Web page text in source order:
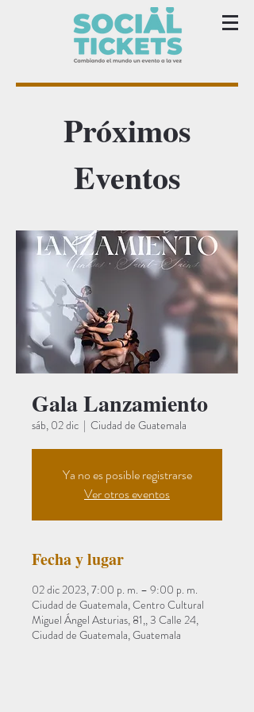
Gala Lanzamiento
sáb, 02 dic
  |
Ciudad de Guatemala
Ya no es posible registrarse
Ver otros eventos
Fecha y lugar
02 dic 2023, 7:00 p. m. – 9:00 p. m.
Ciudad de Guatemala, Centro Cultural
Miguel Ángel Asturias, 81,, 3 Calle 24,
Ciudad de Guatemala, Guatemala
Próximos
Eventos